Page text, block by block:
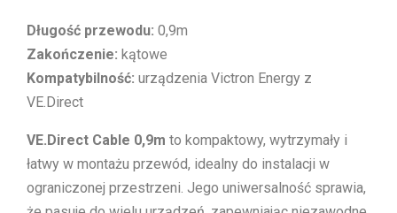
Długość przewodu: 0,9m
Zakończenie: kątowe
Kompatybilność: urządzenia Victron Energy z
VE.Direct
VE.Direct Cable 0,9m to kompaktowy, wytrzymały i
łatwy w montażu przewód, idealny do instalacji w
ograniczonej przestrzeni. Jego uniwersalność sprawia,